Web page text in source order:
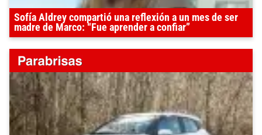
Sofía Aldrey compartió una reflexión a un mes de ser
madre de Marco: “Fue aprender a confiar”